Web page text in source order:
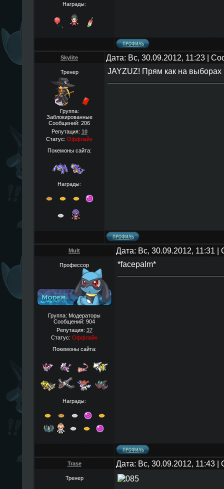
Награды:
Skylite Дата: Вс, 30.09.2012, 11:23 |
Тренер
Группа:
Заблокированные
Сообщений: 206
Репутация: 10
Статус: Оффлайн
Покемоны сайта:
Награды:
JAYZUZ! Прям как на выборах
Mult Дата: Вс, 30.09.2012, 11:31
Профессор
Группа: Модераторы
Сообщений: 904
Репутация: 37
Статус: Оффлайн
Покемоны сайта:
Награды:
*facepalm*
Trase Дата: Вс, 30.09.2012, 11:43
Тренер